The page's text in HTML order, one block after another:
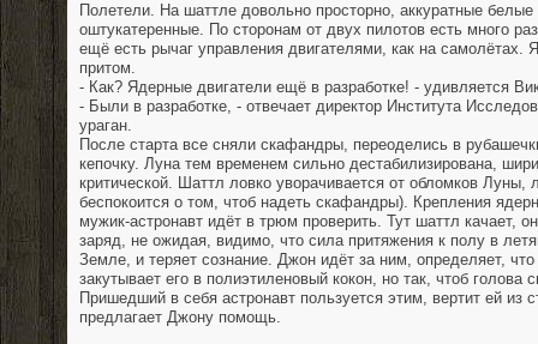
Полетели. На шаттле довольно просторно, аккуратные
оштукатеренные. По сторонам от двух пилотов есть много
ещё есть рычаг управления двигателями, как на самолётах.
притом.
- Как? Ядерные двигатели ещё в разработке! - удивляется
- Были в разработке, - отвечает директор Института
ураган.
После старта все сняли скафандры, переоделись в
кепочку. Луна тем временем сильно дестабилизирована,
критической. Шаттл ловко уворачивается от обломков Луны,
беспокоится о том, чтоб надеть скафандры). Крепления
мужик-астронавт идёт в трюм проверить. Тут шаттл качает,
заряд, не ожидая, видимо, что сила притяжения к полу в
Земле, и теряет сознание. Джон идёт за ним, определяет,
закутывает его в полиэтиленовый кокон, но так, чтоб голова
Пришедший в себя астронавт пользуется этим, вертит ей из
предлагает Джону помощь.